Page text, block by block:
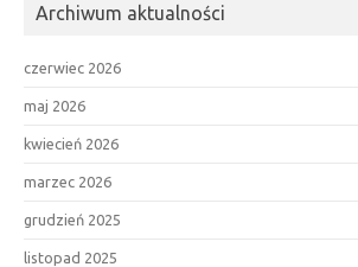
Archiwum aktualności
czerwiec 2026
maj 2026
kwiecień 2026
marzec 2026
grudzień 2025
listopad 2025